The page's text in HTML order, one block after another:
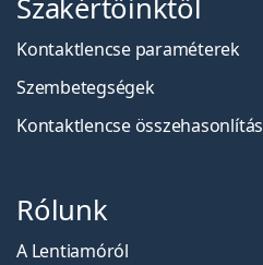
Szakértőinktől
Kontaktlencse paraméterek
Szembetegségek
Kontaktlencse összehasonlítás
Rólunk
A Lentiamóról